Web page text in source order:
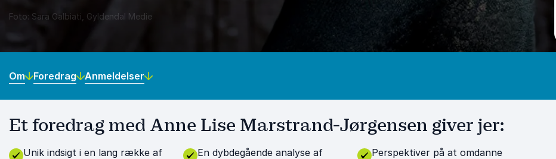
Foto: Sara Galbiati, Gyldendal Medie
Om Foredrag Anmeldelser
Et foredrag med Anne Lise Marstrand-Jørgensen giver jer:
Unik indsigt i en lang række af
En dybdegående analyse af
Perspektiver på at omdanne